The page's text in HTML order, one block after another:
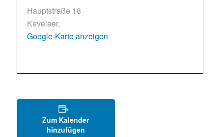
Hauptstraße 18
Kevelaer,
Google-Karte anzeigen
Zum Kalender
hinzufügen